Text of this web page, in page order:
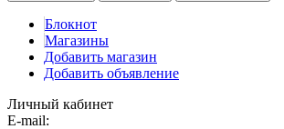
Блокнот
Магазины
Добавить магазин
Добавить объявление
Личный кабинет
E-mail: